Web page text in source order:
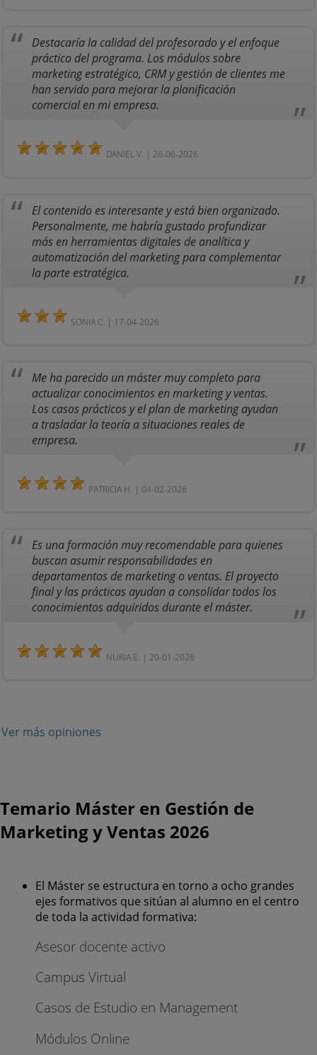
Destacaría la calidad del profesorado y el enfoque
práctico del programa. Los módulos sobre
marketing estratégico, CRM y gestión de clientes me
han servido para mejorar la planificación
comercial en mi empresa.
DANIEL V. | 26-06-2026
El contenido es interesante y está bien organizado.
Personalmente, me habría gustado profundizar
más en herramientas digitales de analítica y
automatización del marketing para complementar
la parte estratégica.
SONIA C. | 17-04-2026
Me ha parecido un máster muy completo para
actualizar conocimientos en marketing y ventas.
Los casos prácticos y el plan de marketing ayudan
a trasladar la teoría a situaciones reales de
empresa.
PATRICIA H. | 04-02-2026
Es una formación muy recomendable para quienes
buscan asumir responsabilidades en
departamentos de marketing o ventas. El proyecto
final y las prácticas ayudan a consolidar todos los
conocimientos adquiridos durante el máster.
NURIA E. | 20-01-2026
Ver más opiniones
Temario Máster en Gestión de
Marketing y Ventas 2026
El Máster se estructura en torno a ocho grandes
ejes formativos que sitúan al alumno en el centro
de toda la actividad formativa:
Asesor docente activo
Campus Virtual
Casos de Estudio en Management
Módulos Online